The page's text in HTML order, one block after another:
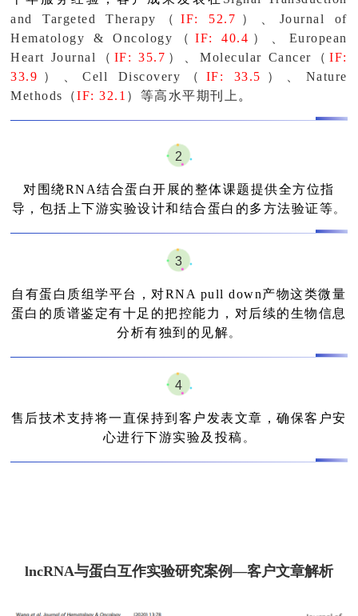
and Targeted Therapy（IF: 52.7 ）、Journal of
Hematology & Oncology（ IF: 40.4 ）、 European
Heart Journal（ IF: 35.7 ）、Molecular Cancer（IF:
33.9 ）、Cell Discovery（ IF: 33.5 ）、Nature
Methods（IF: 32.1 ） 等高水平期刊上 。
2
对围绕RNA结合蛋白开展的整体课题提供全方位指
导，包括上下游实验设计和结合蛋白的多方法验证等。
3
自有蛋白质组学平台，对RNA pull down产物这类微量
蛋白的质谱鉴定有十足的把控能力，对后续的生物信息
分析有独到的见解。
4
售后技术支持将一直保持到客户发表文章，确保客户安
心进行下游实验及投稿 。
lncRNA与蛋白互作实验研究案例—客户文章解析